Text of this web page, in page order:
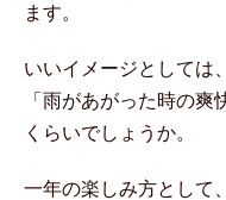
ます。
いいイメージとしては、
「雨があがった時の爽
くらいでしょうか。
一年の楽しみ方として